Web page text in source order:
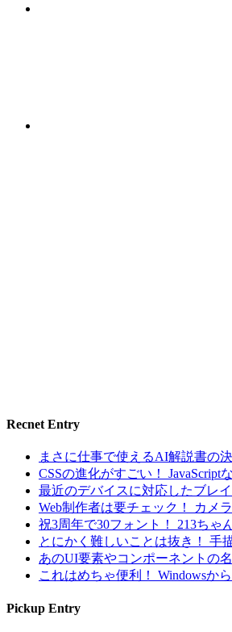
Recnet Entry
まさに仕事で使えるAI解説書の
CSSの進化がすごい！
最近のデバイスに対応したブレ
Web制作者は要チェック！ カメ
祝3周年で30フォント！ 213ちゃ
とにかく難しいことは抜き！ 手
あのUI要素やコンポーネントの
これはめちゃ便利！ Windowsか
Pickup Entry